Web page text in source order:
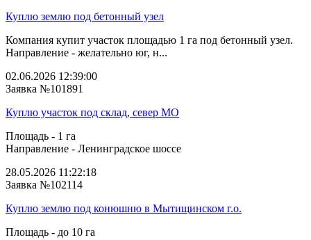
Куплю землю под бетонный узел
Компания купит участок площадью 1 га под бетонный узел.
Направление - желательно юг, н...
02.06.2026 12:39:00
Заявка №101891
Куплю участок под склад, север МО
Площадь - 1 га
Направление - Ленинградское шоссе
28.05.2026 11:22:18
Заявка №102114
Куплю землю под конюшню в Мытищинском г.о.
Площадь - до 10 га